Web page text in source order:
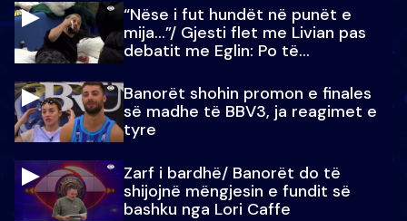
“Nëse i fut hundët në punët e
mija…”/ Gjesti flet me Livian pas
debatit me Eglin: Po të
Banorët shohin promon e finales
së madhe të BBV3, ja reagimet e
tyre
Zarf i bardhë/ Banorët do të
shijojnë mëngjesin e fundit së
bashku nga Lori Caffe